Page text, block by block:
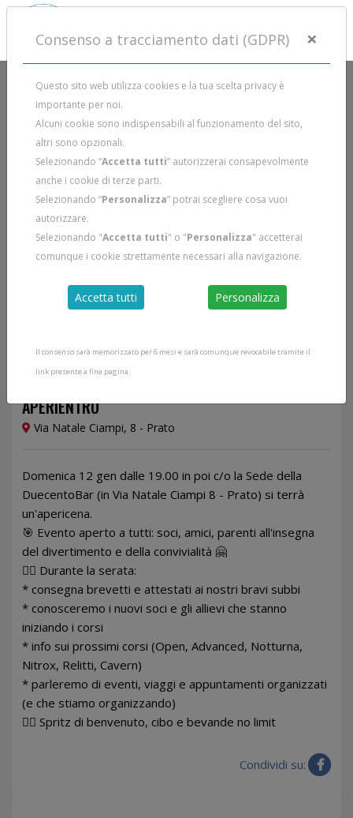
APERIENTRO
Via Natale Ciampi, 8 - Prato
Domenica 12 gen dalle 19.00 in poi c/o la Sede della
DuecentoBar (in Via Natale Ciampi 8 - Prato) si terrà
un'apericena.
🎯 Evento aperto a tutti: soci, amici, parenti all'insegna
del divertimento e della convivialità 🤗
👉🏻 Durante la serata:
* consegna brevetti e attestati ai nostri bravi subbi
* conosceremo i nuovi soci e gli allievi che stanno
iniziando i corsi
* info sui prossimi corsi (Open, Advanced, Notturna,
Nitrox, Relitti, Cavern)
* parleremo di eventi, viaggi e appuntamenti organizzati
(e che stiamo organizzando)
👉🏻 Spritz di benvenuto, cibo e bevande no limit
Condividi su:
Consenso a tracciamento dati (GDPR) ×
Questo sito web utilizza cookies e la tua scelta privacy è
importante per noi.
Alcuni cookie sono indispensabili al funzionamento del sito,
altri sono opzionali.
Selezionando “Accetta tutti” autorizzerai consapevolmente
anche i cookie di terze parti.
Selezionando “Personalizza” potrai scegliere cosa vuoi
autorizzare.
Selezionando "Accetta tutti" o "Personalizza" accetterai
comunque i cookie strettamente necessari alla navigazione.
Accetta tutti Personalizza
Il consenso sarà memorizzato per 6 mesi e sarà comunque revocabile tramite il
link presente a fine pagina.